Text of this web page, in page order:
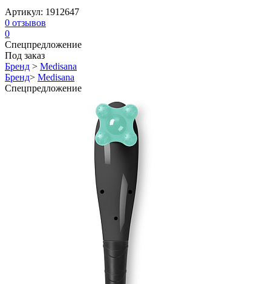
Артикул: 1912647
0 отзывов
0
Спецпредложение
Под заказ
Бренд > Medisana
Бренд> Medisana
Спецпредложение